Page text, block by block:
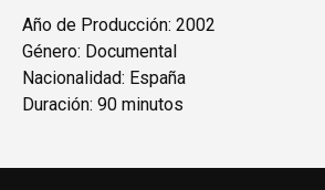
Año de Producción: 2002
Género: Documental
Nacionalidad: España
Duración: 90 minutos